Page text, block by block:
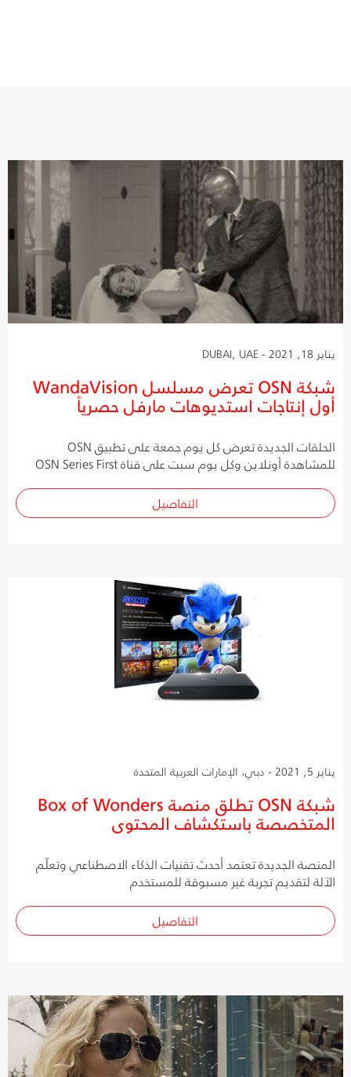
يناير 18, 2021 - DUBAI, UAE
شبكة OSN تعرض مسلسل WandaVision
أول إنتاجات استديوهات مارفل حصرياً
الحلقات الجديدة تعرض كل يوم جمعة على تطبيق OSN
للمشاهدة أونلاين وكل يوم سبت على قناة OSN Series First
التفاصيل
يناير 5, 2021 - دبي، الإمارات العربية المتحدة
شبكة OSN تطلق منصة Box of Wonders
المتخصصة باستكشاف المحتوى
المنصة الجديدة تعتمد أحدث تقنيات الذكاء الاصطناعي وتعلّم
الآلة لتقديم تجربة غير مسبوقة للمستخدم
التفاصيل